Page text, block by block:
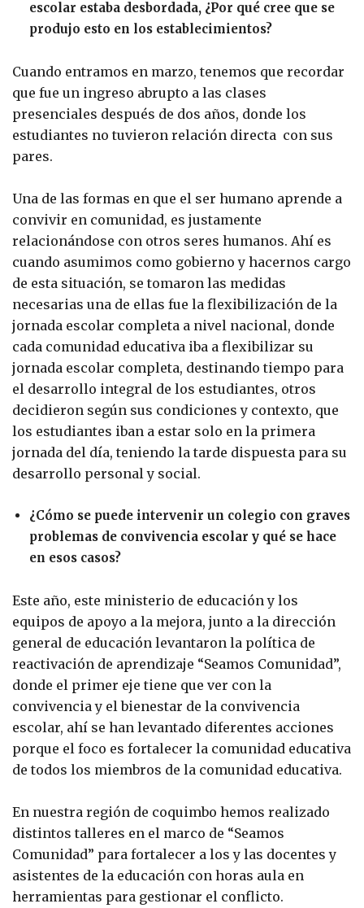
escolar estaba desbordada, ¿Por qué cree que se
produjo esto en los establecimientos?
Cuando entramos en marzo, tenemos que recordar
que fue un ingreso abrupto a las clases
presenciales después de dos años, donde los
estudiantes no tuvieron relación directa con sus
pares.
Una de las formas en que el ser humano aprende a
convivir en comunidad, es justamente
relacionándose con otros seres humanos. Ahí es
cuando asumimos como gobierno y hacernos cargo
de esta situación, se tomaron las medidas
necesarias una de ellas fue la flexibilización de la
jornada escolar completa a nivel nacional, donde
cada comunidad educativa iba a flexibilizar su
jornada escolar completa, destinando tiempo para
el desarrollo integral de los estudiantes, otros
decidieron según sus condiciones y contexto, que
los estudiantes iban a estar solo en la primera
jornada del día, teniendo la tarde dispuesta para su
desarrollo personal y social.
¿Cómo se puede intervenir un colegio con graves
problemas de convivencia escolar y qué se hace
en esos casos?
Este año, este ministerio de educación y los
equipos de apoyo a la mejora, junto a la dirección
general de educación levantaron la política de
reactivación de aprendizaje “Seamos Comunidad”,
donde el primer eje tiene que ver con la
convivencia y el bienestar de la convivencia
escolar, ahí se han levantado diferentes acciones
porque el foco es fortalecer la comunidad educativa
de todos los miembros de la comunidad educativa.
En nuestra región de coquimbo hemos realizado
distintos talleres en el marco de “Seamos
Comunidad” para fortalecer a los y las docentes y
asistentes de la educación con horas aula en
herramientas para gestionar el conflicto.